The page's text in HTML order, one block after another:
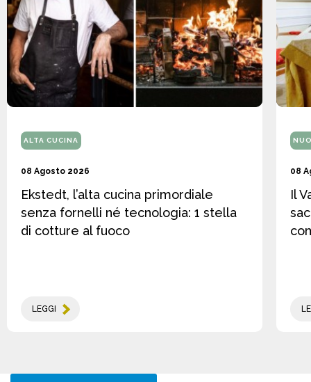
ALTA CUCINA
08 Agosto 2026
Ekstedt, l’alta cucina primordiale
senza fornelli né tecnologia: 1 stella
di cotture al fuoco
LEGGI
08
Il